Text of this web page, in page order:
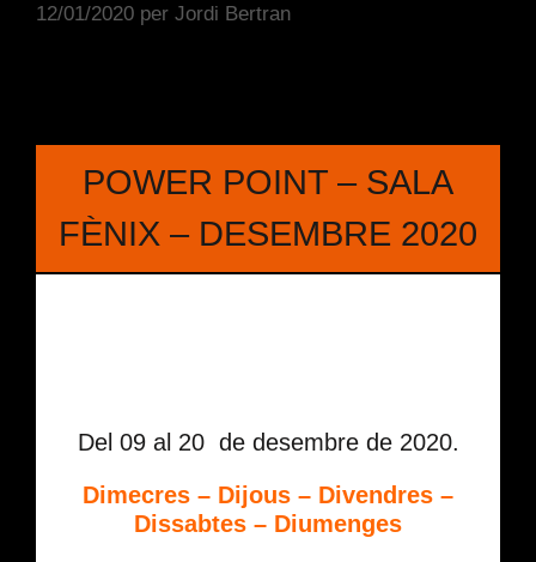
12/01/2020 per Jordi Bertran
POWER POINT – SALA
FÈNIX – DESEMBRE 2020
Del 09 al 20 de desembre de 2020.
Dimecres – Dijous – Divendres –
Dissabtes – Diumenges